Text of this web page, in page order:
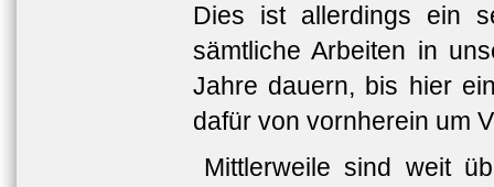
Dies ist allerdings ein
sämtliche Arbeiten in
Jahre dauern, bis hier
dafür von vornherein um
Mittlerweile sind weit